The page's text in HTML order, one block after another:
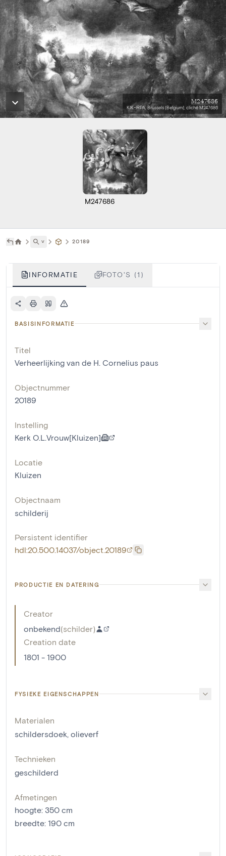
M247686
KIK-IRPA, Brussels (Belgium), cliché M247686
M247686
˅ 20189
INFORMATIE FOTO'S (1)
BASISINFORMATIE
Titel
Verheerlijking van de H. Cornelius paus
Objectnummer
20189
Instelling
Kerk O.L.Vrouw[Kluizen]
Locatie
Kluizen
Objectnaam
schilderij
Persistent identifier
hdl:20.500.14037/object.20189
PRODUCTIE EN DATERING
Creator
onbekend(schilder)
Creation date
1801 - 1900
FYSIEKE EIGENSCHAPPEN
Materialen
schildersdoek olieverf
Technieken
geschilderd
Afmetingen
hoogte: 350 cm
breedte: 190 cm